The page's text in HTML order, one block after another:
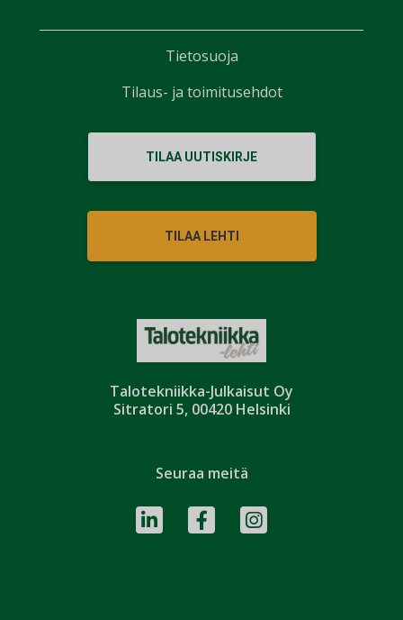
Talotekniikka-Julkaisut Oy
Sitratori 5, 00420 Helsinki
TILAA UUTISKIRJE
TILAA LEHTI
Seuraa meitä
Tietosuoja
Tilaus- ja toimitusehdot